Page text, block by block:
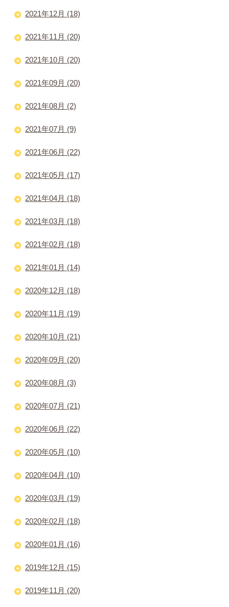
2021年12月 (18)
2021年11月 (20)
2021年10月 (20)
2021年09月 (20)
2021年08月 (2)
2021年07月 (9)
2021年06月 (22)
2021年05月 (17)
2021年04月 (18)
2021年03月 (18)
2021年02月 (18)
2021年01月 (14)
2020年12月 (18)
2020年11月 (19)
2020年10月 (21)
2020年09月 (20)
2020年08月 (3)
2020年07月 (21)
2020年06月 (22)
2020年05月 (10)
2020年04月 (10)
2020年03月 (19)
2020年02月 (18)
2020年01月 (16)
2019年12月 (15)
2019年11月 (20)